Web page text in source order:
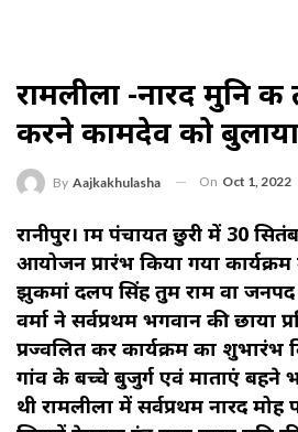
रामलीला -नारद मुनि
करने कामदेव को बुलाया
By Aajkakhulasha On Oct 1, 2022
रानीपुर। ग्राम पंचायत छुरी में 30
आयोजन प्रारंभ किया गया कार्यक्रम
झुकमां दलप सिंह तुम राम वा
वर्मा ने सर्वप्रथम भगवान की छाया
प्रज्वलित कर कार्यक्रम का शुभारंभ
गांव के बच्चे बुजुर्ग एवं माताएं बहने
थी रामलीला में सर्वप्रथम नारद